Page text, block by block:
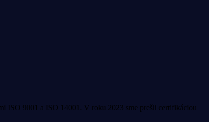
ISO 9001 a ISO 14001. V roku 2023 sme prešli certifikáciou